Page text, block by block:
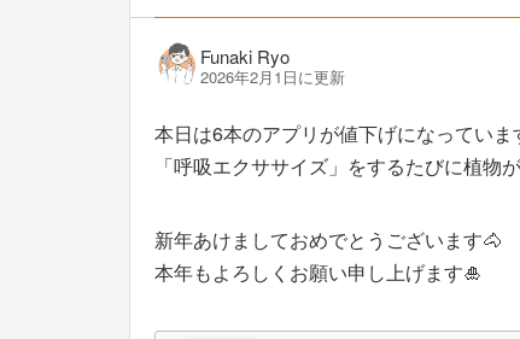
Funaki Ryo
2026年2月1日に更新
本日は6本のアプリが値下げになっていま
「呼吸エクササイズ」をするたびに植物
新年あけましておめでとうございます🐴
本年もよろしくお願い申し上げます🎍